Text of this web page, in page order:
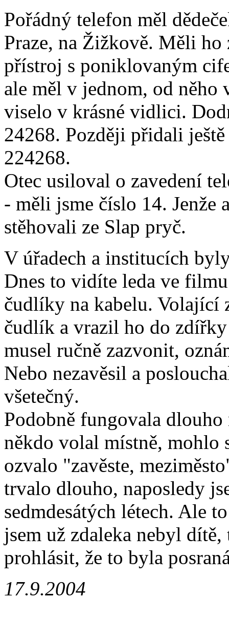
Pořádný telefon měl
Praze, na Žižkově. Měli
přístroj s poniklovaným
ale měl v jednom, od
viselo v krásné vidlici.
24268. Později přidali
224268.
Otec usiloval o zavedení
- měli jsme číslo 14. Jenže
stěhovali ze Slap pryč.
V úřadech a institucích
Dnes to vidíte leda ve
čudlíky na kabelu. Volající
čudlík a vrazil ho do
musel ručně zazvonit,
Nebo nezavěsil a
všetečný.
Podobně fungovala
někdo volal místně, mohlo
ozvalo "zavěste,
trvalo dlouho, naposledy
sedmdesátých létech. Ale
jsem už zdaleka nebyl
prohlásit, že to byla
17.9.2004